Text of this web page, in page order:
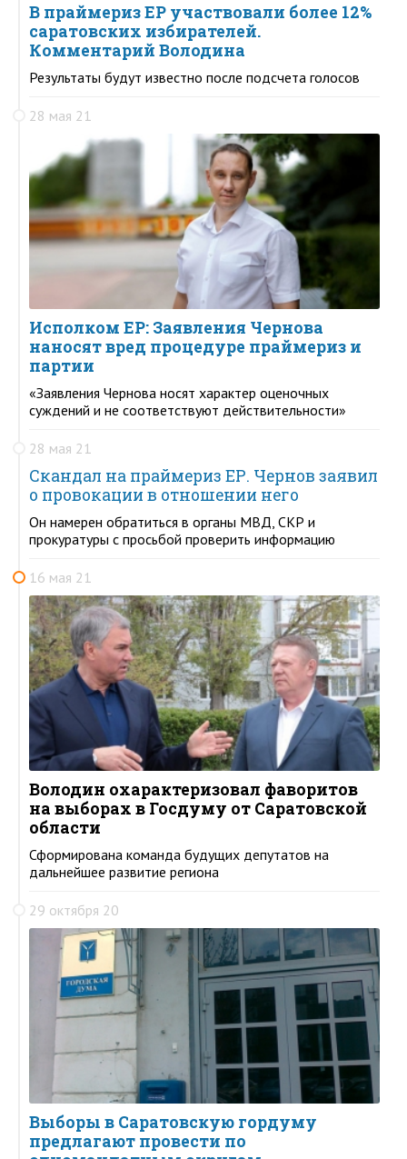
В праймериз ЕР участвовали более 12%
саратовских избирателей.
Комментарий Володина
Результаты будут известно после подсчета голосов
28 мая 21
Исполком ЕР: Заявления Чернова
наносят вред процедуре праймериз и
партии
«Заявления Чернова носят характер оценочных
суждений и не соответствуют действительности»
28 мая 21
Скандал на праймериз ЕР. Чернов заявил
о провокации в отношении него
Он намерен обратиться в органы МВД, СКР и
прокуратуры с просьбой проверить информацию
16 мая 21
Володин охарактеризовал фаворитов
на выборах в Госдуму от Саратовской
области
Сформирована команда будущих депутатов на
дальнейшее развитие региона
29 октября 20
Выборы в Саратовскую гордуму
предлагают провести по